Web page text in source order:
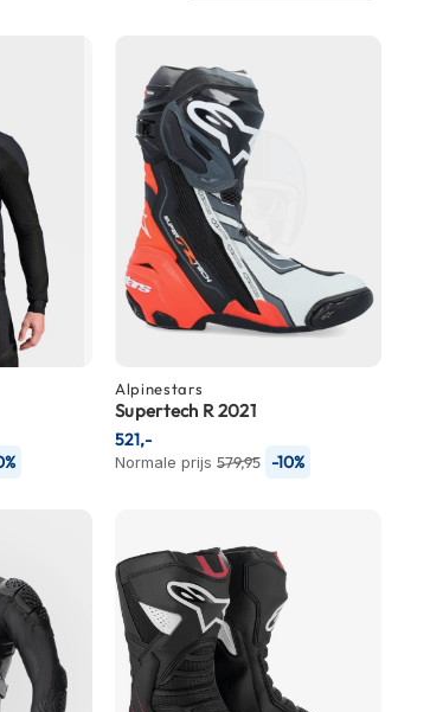
Alpinestars
Supertech R 2021
Normale prijs 579,95 -10%
521,-